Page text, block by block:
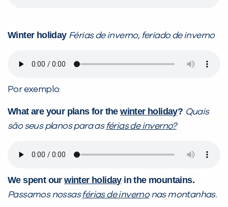
Winter holiday Férias de inverno, feriado de inverno
Por exemplo:
What are your plans for thewinter holiday? Quais
são seus planos para as férias de inverno?
We spent ourwinter holidayin the mountains.
Passamos nossasférias de invernonas montanhas.